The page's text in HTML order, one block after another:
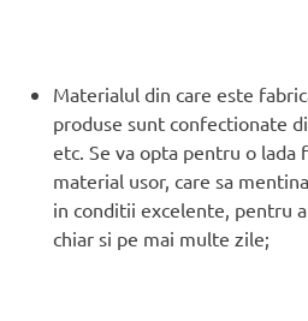
Materialul din care este
produse sunt confectionate
etc. Se va opta pentru o lada
material usor, care sa
in conditii excelente, pentru
chiar si pe mai multe zile;